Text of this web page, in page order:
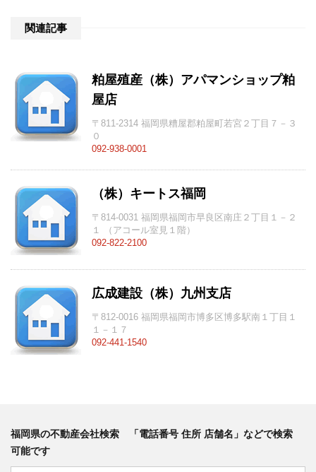
関連記事
粕屋殖産（株）アパマンショップ粕
屋店
〒811-2314 福岡県糟屋郡粕屋町若宮２丁目７－３
０
092-938-0001
（株）キートス福岡
〒814-0031 福岡県福岡市早良区南庄２丁目１－２
１ （アコール室見１階）
092-822-2100
広成建設（株）九州支店
〒812-0016 福岡県福岡市博多区博多駅南１丁目１
１－１７
092-441-1540
福岡県の不動産会社検索 「電話番号 住所 店舗名」などで検索
可能です